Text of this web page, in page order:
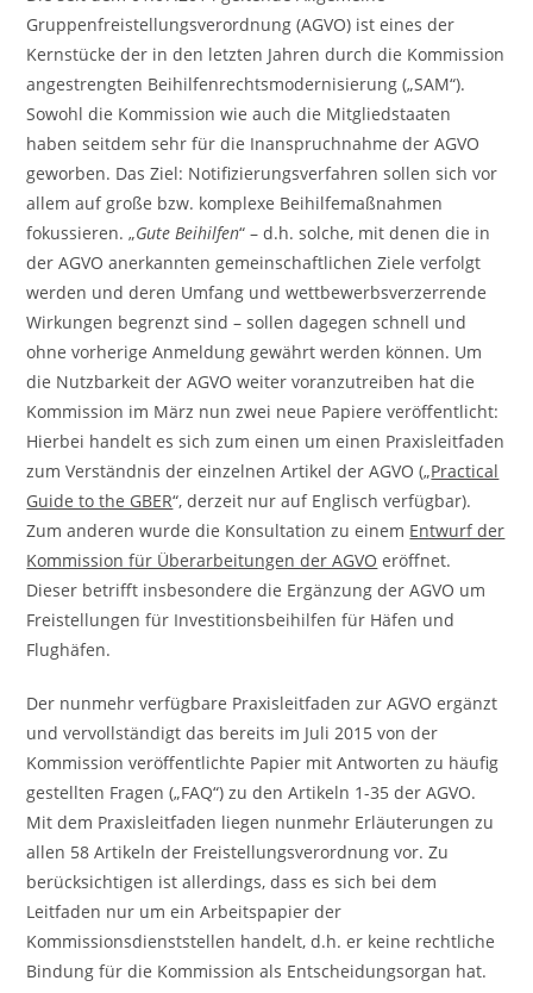
Gruppenfreistellungsverordnung (AGVO) ist eines der
Kernstücke der in den letzten Jahren durch die Kommission
angestrengten Beihilfenrechtsmodernisierung („SAM“).
Sowohl die Kommission wie auch die Mitgliedstaaten
haben seitdem sehr für die Inanspruchnahme der AGVO
geworben. Das Ziel: Notifizierungsverfahren sollen sich vor
allem auf große bzw. komplexe Beihilfemaßnahmen
fokussieren. „Gute Beihilfen“ – d.h. solche, mit denen die in
der AGVO anerkannten gemeinschaftlichen Ziele verfolgt
werden und deren Umfang und wettbewerbsverzerrende
Wirkungen begrenzt sind – sollen dagegen schnell und
ohne vorherige Anmeldung gewährt werden können. Um
die Nutzbarkeit der AGVO weiter voranzutreiben hat die
Kommission im März nun zwei neue Papiere veröffentlicht:
Hierbei handelt es sich zum einen um einen Praxisleitfaden
zum Verständnis der einzelnen Artikel der AGVO („Practical
Guide to the GBER“, derzeit nur auf Englisch verfügbar).
Zum anderen wurde die Konsultation zu einem Entwurf der
Kommission für Überarbeitungen der AGVO eröffnet.
Dieser betrifft insbesondere die Ergänzung der AGVO um
Freistellungen für Investitionsbeihilfen für Häfen und
Flughäfen.
Der nunmehr verfügbare Praxisleitfaden zur AGVO ergänzt
und vervollständigt das bereits im Juli 2015 von der
Kommission veröffentlichte Papier mit Antworten zu häufig
gestellten Fragen („FAQ“) zu den Artikeln 1-35 der AGVO.
Mit dem Praxisleitfaden liegen nunmehr Erläuterungen zu
allen 58 Artikeln der Freistellungsverordnung vor. Zu
berücksichtigen ist allerdings, dass es sich bei dem
Leitfaden nur um ein Arbeitspapier der
Kommissionsdienststellen handelt, d.h. er keine rechtliche
Bindung für die Kommission als Entscheidungsorgan hat.